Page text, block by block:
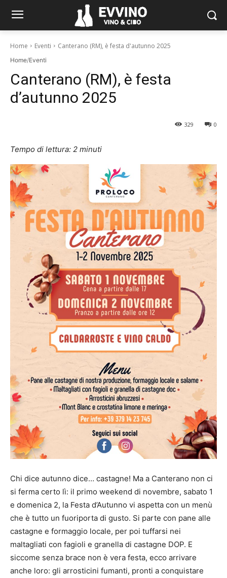
Home Eventi Canterano (RM), è festa d'autunno 2025
Home/Eventi
Canterano (RM), è festa
d’autunno 2025
0
329
Tempo di lettura: 2 minuti
Chi dice autunno dice… castagne! Ma a Canterano non ci
si ferma certo lì: il primo weekend di novembre, sabato 1
e domenica 2, la Festa d’Autunno vi aspetta con un menù
che è tutto un fuoriporta di gusto. Si parte con pane alle
castagne e formaggio locale, per poi tuffarsi nei
maltagliati con fagioli e granella di castagne DOP. E
siccome senza brace non è vera festa, ecco arrivare
anche loro: gli arrosticini fumanti, pronti a conquistare